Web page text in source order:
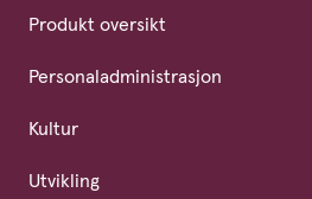
Produkt oversikt
Personaladministrasjon
Kultur
Utvikling